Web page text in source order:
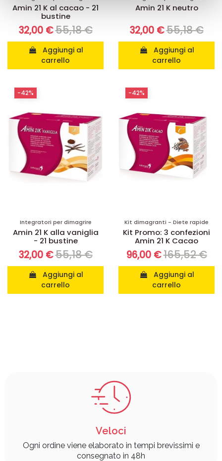
raccolto dal suo utilizzo dei loro servizi.
Amin 21 K al cacao - 21
bustine
32,00 €55,18 €
carrello
Amin 21 K neutro
32,00 €55,18 €
carrello
Integratori per dimagrire
Amin 21 K alla vaniglia
- 21 bustine
32,00 €55,18 €
carrello
-42%
Kit dimagranti - Diete rapide
Kit Promo: 3 confezioni
Amin 21 K Cacao
96,00 €165,52 €
carrello
-42%
Veloci
Ogni ordine viene elaborato in tempi brevissimi e
consegnato in 48h